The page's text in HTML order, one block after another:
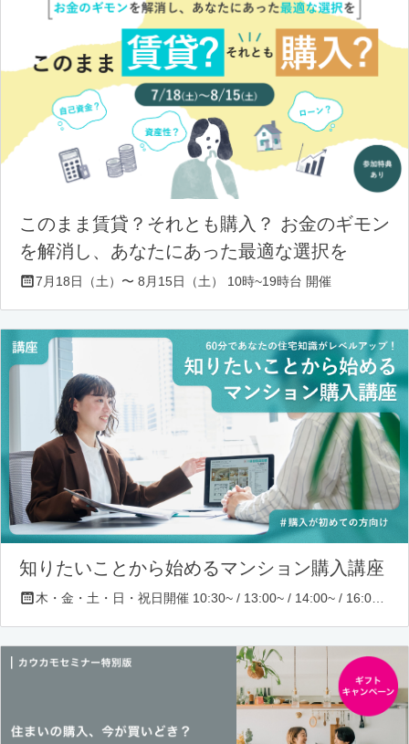
このまま賃貸？それとも購入？ お金のギモン
を解消し、あなたにあった最適な選択を
7月18日（土）〜 8月15日（土） 10時~19時台 開催
知りたいことから始めるマンション購入講座